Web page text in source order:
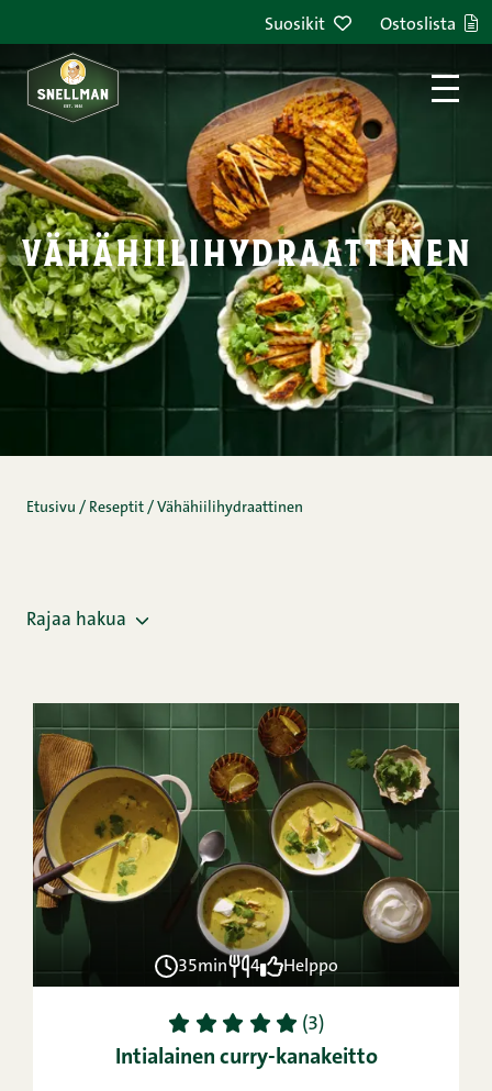
Suosikit Ostoslista
vähähiilihydraattinen
Etusivu / Reseptit / Vähähiilihydraattinen
Rajaa hakua
35min 4 Helppo
1 2 3 4 5 (3)
Intialainen curry-kanakeitto